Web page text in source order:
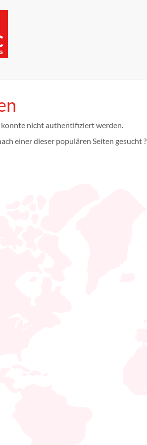
konnte nicht authentifiziert werden.
einer dieser populären Seiten gesucht ?